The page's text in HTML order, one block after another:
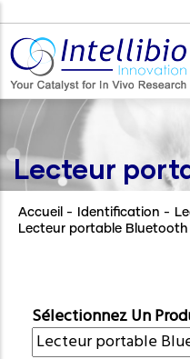
au
contenu
principal
Lecteur
Accueil - Identification -
Lecteur portable Bluetooth
Sélectionnez Un